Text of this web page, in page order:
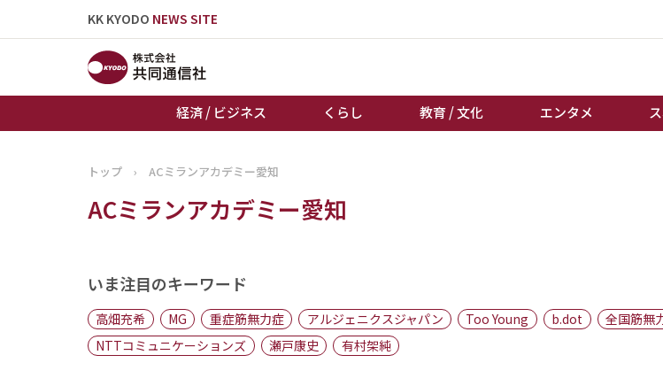
KK KYODO NEWS SITE
経済 / ビジネス くらし 教育 / 文化 エンタメ
トップページ
お知らせ
地域
トップ › ACミランアカデミー愛知
ACミランアカデミー愛知
いま注目のキーワード
高畑充希 MG 重症筋無力症 アルジェニクスジャパン Too Young b.dot 全国筋無
NTTコミュニケーションズ
瀬戸康史
有村架純